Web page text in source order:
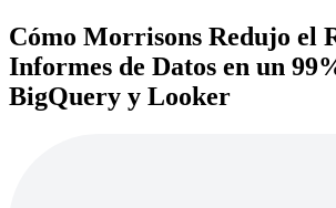
Cómo Morrisons Redujo el
Informes de Datos en un
BigQuery y Looker